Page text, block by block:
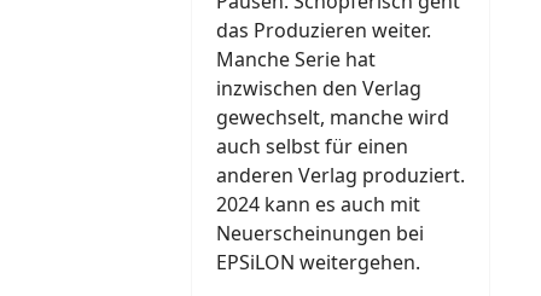
das Produzieren weiter.
Manche Serie hat
inzwischen den Verlag
gewechselt, manche wird
auch selbst für einen
anderen Verlag produziert.
2024 kann es auch mit
Neuerscheinungen bei
EPSiLON weitergehen.